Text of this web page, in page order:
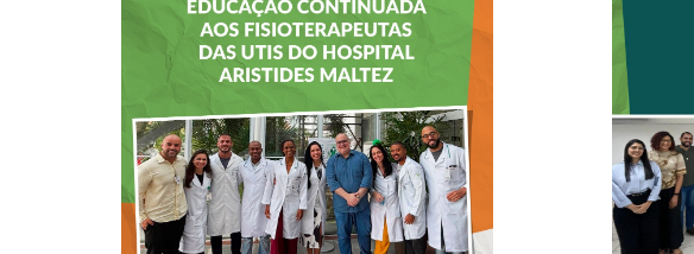
CREFITO-7 LEVA
EDUCAÇÃO
CONTINUADA AOS
FISIOTERAPEUTAS
DAS UTIs DO
HOSPITAL
ARISTIDES
MALTEZ